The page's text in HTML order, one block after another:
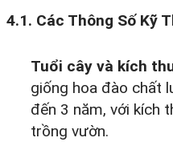
4.1. Các Thông Số Kỹ
Tuổi cây và kích
giống hoa đào chất
đến 3 năm, với kích
trồng vườn.